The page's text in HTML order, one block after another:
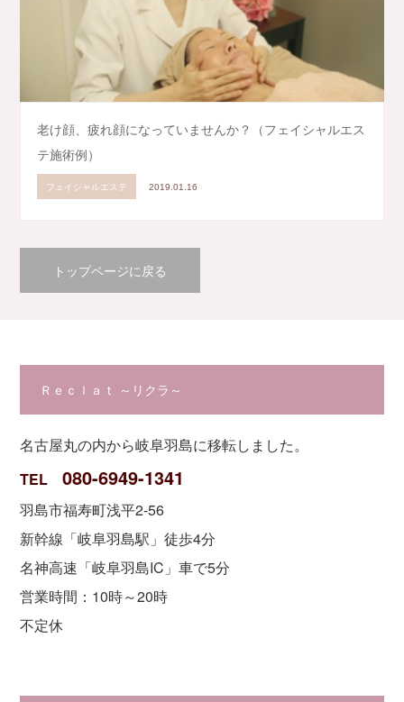
老け顔、疲れ顔になっていませんか？（フェイシャルエス
テ施術例）
フェイシャルエステ 2019.01.16
トップページに戻る
Ｒｅｃｌａｔ ～リクラ～
名古屋丸の内から岐阜羽島に移転しました。
TEL
080-6949-1341
羽島市福寿町浅平2-56
新幹線「岐阜羽島駅」徒歩4分
名神高速「岐阜羽島IC」車で5分
営業時間：10時～20時
不定休